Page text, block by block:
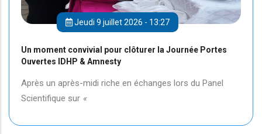
Jeudi 9 juillet 2026 - 13:27
Un moment convivial pour clôturer la Journée Portes
Ouvertes IDHP & Amnesty
Après un après-midi riche en échanges lors du Panel
Scientifique sur «